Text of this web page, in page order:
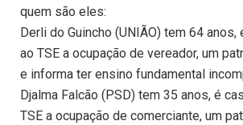
quem são eles:
Derli do Guincho (UNIÃO) tem 64 anos,
ao TSE a ocupação de vereador, um
e informa ter ensino fundamental
Djalma Falcão (PSD) tem 35 anos, é
TSE a ocupação de comerciante, um